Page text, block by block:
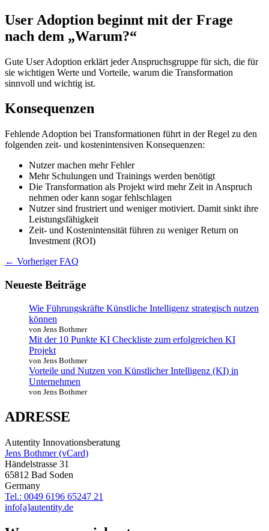
User Adoption beginnt mit der Frage
nach dem „Warum?“
Gute User Adoption erklärt jeder Anspruchsgruppe für sich, die für
sie wichtigen Werte und Vorteile, warum die Transformation
sinnvoll und wichtig ist.
Konsequenzen
Fehlende Adoption bei Transformationen führt in der Regel zu den
folgenden zeit- und kostenintensiven Konsequenzen:
Nutzer machen mehr Fehler
Mehr Schulungen und Trainings werden benötigt
Die Transformation als Projekt wird mehr Zeit in Anspruch
nehmen oder kann sogar fehlschlagen
Nutzer sind frustriert und weniger motiviert. Damit sinkt ihre
Leistungsfähigkeit
Zeit- und Kostenintensität führen zu weniger Return on
Investment (ROI)
← Vorheriger FAQ
Neueste Beiträge
Wie Führungskräfte Künstliche Intelligenz strategisch nutzen
können
von Jens Bothmer
Mit der 10 Punkte KI Checkliste zum erfolgreichen KI
Projekt
von Jens Bothmer
Vorteile und Nutzen von Künstlicher Intelligenz (KI) in
Unternehmen
von Jens Bothmer
ADRESSE
Autentity Innovationsberatung
Jens Bothmer (vCard)
Händelstrasse 31
65812 Bad Soden
Germany
Tel.: 0049 6196 65247 21
info[a]autentity.de